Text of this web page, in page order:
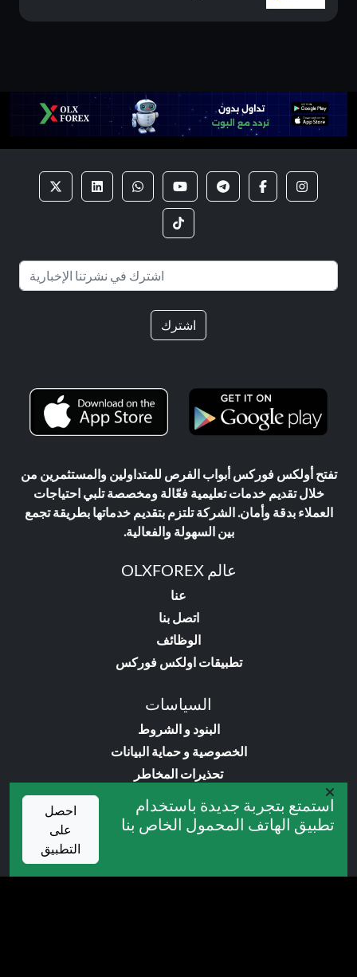
استمتع بتجربة جديدة باستخدام
تطبيق الهاتف المحمول الخاص بنا
احصل
على
التطبيق
اشترك
تفتح أولكس فوركس أبواب الفرص للمتداولين والمستثمرين من
خلال تقديم خدمات تعليمية فعّالة ومخصصة تلبي احتياجات
العملاء بدقة وأمان. الشركة تلتزم بتقديم خدماتها بطريقة تجمع
بين السهولة والفعالية.
عالم OLXFOREX
عنا
اتصل بنا
الوظائف
تطبيقات اولكس فوركس
السياسات
البنود و الشروط
الخصوصية و حماية البيانات
تحذيرات المخاطر
سياسات مكافحة غسل الأموال
متجر اولكس